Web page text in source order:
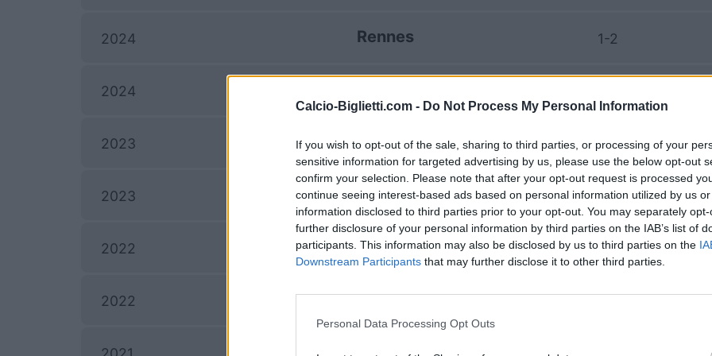
Calcio-Biglietti.com - Do Not Process My Personal Information
If you wish to opt-out of the sale, sharing to third parties, or processing of your
sensitive information for targeted advertising by us, please use the below opt-out
confirm your selection. Please note that after your opt-out request is processed
continue seeing interest-based ads based on personal information utilized by us
information disclosed to third parties prior to your opt-out. You may separately
further disclosure of your personal information by third parties on the IAB’s list of
participants. This information may also be disclosed by us to third parties on the
Downstream Participants that may further disclose it to other third parties.
Personal Data Processing Opt Outs
2024 Rennes 1-2
2024
2023 Rennes 1-2
2023 Rennes 2-0
2022 Monaco 1-1
2022 Rennes
Monaco